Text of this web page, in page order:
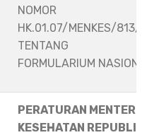
NOMOR
HK.01.07/MENKES/813/
TENTANG
FORMULARIUM
PERATURAN MENTERI
KESEHATAN REPUBLIK